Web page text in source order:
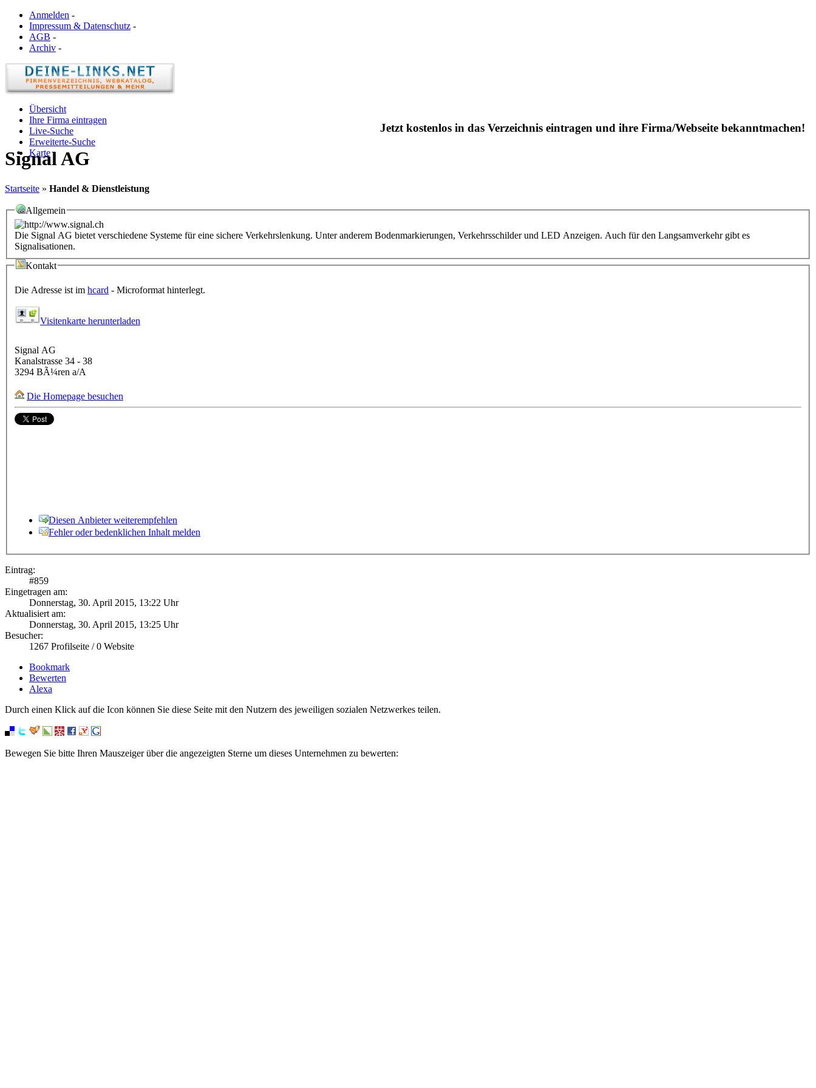
Anmelden -
Impressum & Datenschutz -
AGB -
Archiv -
Übersicht
Ihre Firma eintragen
Live-Suche
Erweiterte-Suche
Karte
Jetzt kostenlos in das Verzeichnis eintragen und ihre Firma/Webseite bekanntmachen!
Signal AG
Startseite » Handel & Dienstleistung
Allgemein
Die Signal AG bietet verschiedene Systeme für eine sichere Verkehrslenkung. Unter anderem Bodenmarkierungen, Verkehrsschilder und LED Anzeigen. Auch für den Langsamverkehr gibt es
Signalisationen.
Kontakt
Die Adresse ist im hcard - Microformat hinterlegt.
Visitenkarte herunterladen
Signal AG
Kanalstrasse 34 - 38
3294 BÃ¼ren a/A
Die Homepage besuchen
Diesen Anbieter weiterempfehlen
Fehler oder bedenklichen Inhalt melden
Eintrag:
#859
Eingetragen am:
Donnerstag, 30. April 2015, 13:22 Uhr
Aktualisiert am:
Donnerstag, 30. April 2015, 13:25 Uhr
Besucher:
1267 Profilseite /0 Website
Bookmark
Bewerten
Alexa
Durch einen Klick auf die Icon können Sie diese Seite mit den Nutzern des jeweiligen sozialen Netzwerkes teilen.
Bewegen Sie bitte Ihren Mauszeiger über die angezeigten Sterne um dieses Unternehmen zu bewerten: